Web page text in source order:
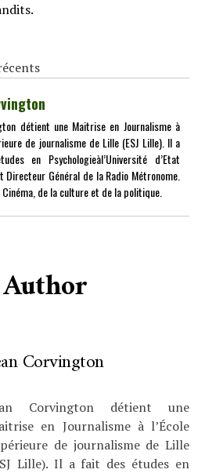
détient une Maitrise en Journalisme à
de journalisme de Lille (ESJ Lille). Il a
en Psychologieàl’Université d’Etat
Directeur Général de la Radio Métronome.
de la culture et de la politique.
Corvington
Corvington détient une
en Journalisme à l’École
de journalisme de Lille
Lille). Il a fait des études en